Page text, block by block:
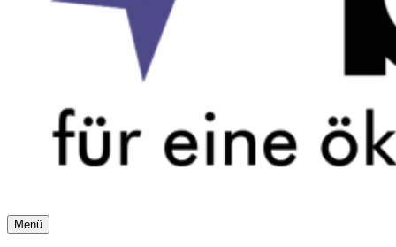
Menü